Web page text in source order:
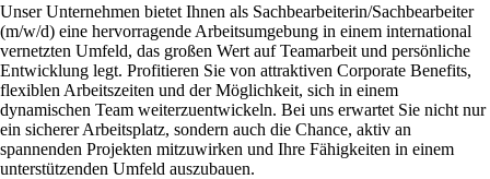
Unser Unternehmen bietet Ihnen als Sachbearbeiterin/Sachbearbeiter
(m/w/d) eine hervorragende Arbeitsumgebung in einem international
vernetzten Umfeld, das großen Wert auf Teamarbeit und persönliche
Entwicklung legt. Profitieren Sie von attraktiven Corporate Benefits,
flexiblen Arbeitszeiten und der Möglichkeit, sich in einem
dynamischen Team weiterzuentwickeln. Bei uns erwartet Sie nicht nur
ein sicherer Arbeitsplatz, sondern auch die Chance, aktiv an
spannenden Projekten mitzuwirken und Ihre Fähigkeiten in einem
unterstützenden Umfeld auszubauen.